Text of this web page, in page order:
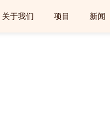
关于我们 项目 新闻